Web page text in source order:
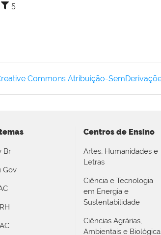
5
Commons Atribuição-
Br
Gov
Centros de Ensino
Artes, Humanidades e
Letras
Ciência e Tecnologia
em Energia e
Sustentabilidade
Ciências Agrárias,
Ambientais e